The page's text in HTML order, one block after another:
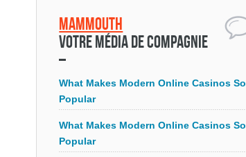
Mammouth
Votre média de compagnie
What Makes Modern Online Casinos So
Popular
What Makes Modern Online Casinos So
Popular